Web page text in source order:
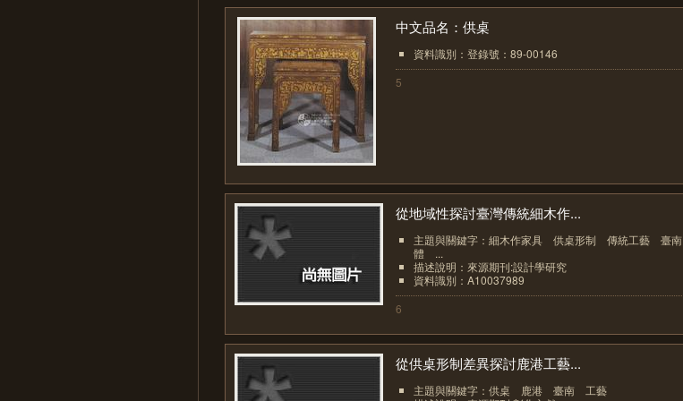
中文品名：供桌
資料識別：登錄號：89-00146
5
從地域性探討臺灣傳統細木作...
主題與關鍵字：細木作家具 供桌形制 傳統工藝 臺南
體 ...
描述說明：來源期刊:設計學研究
資料識別：A10037989
6
從供桌形制差異探討鹿港工藝...
主題與關鍵字：供桌 鹿港 臺南 工藝